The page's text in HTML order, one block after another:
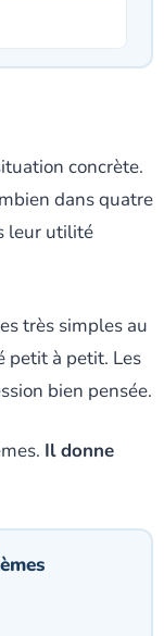
concrète.
dans quatre
leur utilité
très simples au
petit à petit. Les
bien pensée.
Il donne